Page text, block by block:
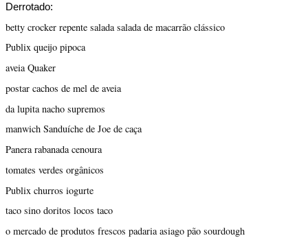
Derrotado:
betty crocker repente salada salada de macarrão clássico
Publix queijo pipoca
aveia Quaker
postar cachos de mel de aveia
da lupita nacho supremos
manwich Sanduíche de Joe de caça
Panera rabanada cenoura
tomates verdes orgânicos
Publix churros iogurte
taco sino doritos locos taco
o mercado de produtos frescos padaria asiago pão sourdough